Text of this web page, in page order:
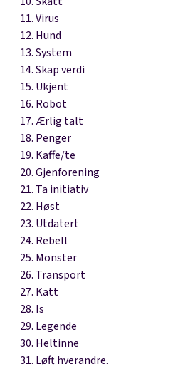
Virus
Hund
System
Skap verdi
Ukjent
Robot
Ærlig talt
Penger
Kaffe/te
Gjenforening
Ta initiativ
Høst
Utdatert
Rebell
Monster
Transport
Katt
Is
Legende
Heltinne
Løft hverandre.